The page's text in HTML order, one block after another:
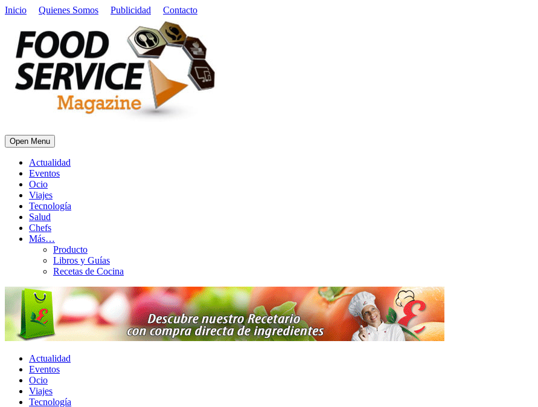
Inicio Quienes Somos Publicidad Contacto
Open Menu
Actualidad
Eventos
Ocio
Viajes
Tecnología
Salud
Chefs
Más…
Producto
Libros y Guías
Recetas de Cocina
Actualidad
Eventos
Ocio
Viajes
Tecnología